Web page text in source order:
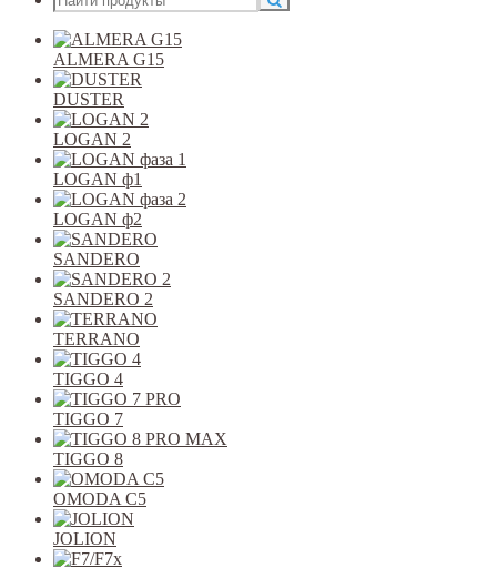
ALMERA G15
DUSTER
LOGAN 2
LOGAN ф1
LOGAN ф2
SANDERO
SANDERO 2
TERRANO
TIGGO 4
TIGGO 7
TIGGO 8
OMODA C5
JOLION